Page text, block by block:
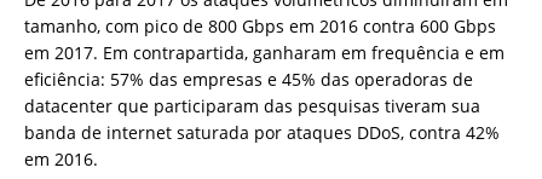
tamanho, com pico de 800 Gbps em 2016 contra 600 Gbps
em 2017. Em contrapartida, ganharam em frequência e em
eficiência: 57% das empresas e 45% das operadoras de
datacenter que participaram das pesquisas tiveram sua
banda de internet saturada por ataques DDoS, contra 42%
em 2016.